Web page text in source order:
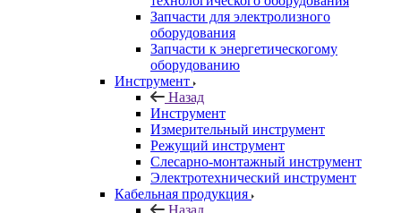
Запчасти для электролизного
оборудования
Запчасти к энергетическогому
оборудованию
Инструмент
Назад
Инструмент
Измерительный инструмент
Режущий инструмент
Слесарно-монтажный инструмент
Электротехнический инструмент
Кабельная продукция
Назад